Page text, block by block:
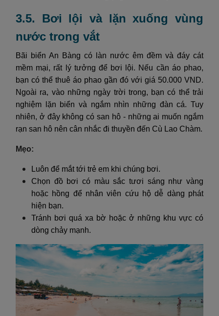
3.5. Bơi lội và lặn xuống vùng
nước trong vắt
Bãi biển An Bàng có làn nước êm đềm và đáy cát
mềm mại, rất lý tưởng để bơi lội. Nếu cần áo phao,
bạn có thể thuê áo phao gần đó với giá 50.000 VND.
Ngoài ra, vào những ngày trời trong, bạn có thể trải
nghiệm lặn biển và ngắm nhìn những đàn cá. Tuy
nhiên, ở đây không có san hô - những ai muốn ngắm
rạn san hô nên cân nhắc đi thuyền đến Cù Lao Chàm.
Mẹo:
Luôn để mắt tới trẻ em khi chúng bơi.
Chọn đồ bơi có màu sắc tươi sáng như vàng
hoặc hồng để nhân viên cứu hộ dễ dàng phát
hiện bạn.
Tránh bơi quá xa bờ hoặc ở những khu vực có
dòng chảy mạnh.